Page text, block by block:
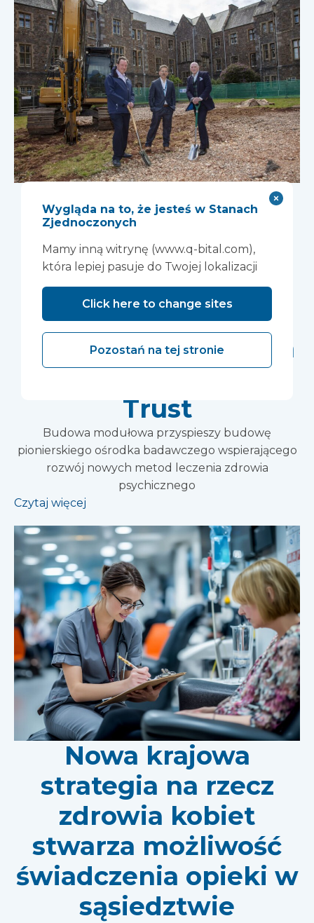
Rozpoczęcie prac
nad nowym
ośrodkiem
badawczym w
Wonford House
należącym do Devon
NHS Partnership
Trust
Budowa modułowa przyspieszy budowę
pionierskiego ośrodka badawczego wspierającego
rozwój nowych metod leczenia zdrowia
psychicznego
Czytaj więcej
Nowa krajowa
strategia na rzecz
zdrowia kobiet
stwarza możliwość
świadczenia opieki w
sąsiedztwie
Wygląda na to, że jesteś w Stanach
Zjednoczonych
Mamy inną witrynę (www.q-bital.com),
która lepiej pasuje do Twojej lokalizacji
Click here to change sites
Pozostań na tej stronie